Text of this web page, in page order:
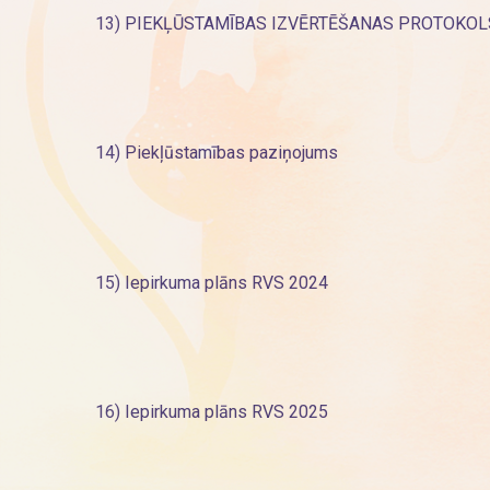
13) PIEKĻŪSTAMĪBAS IZVĒRTĒŠANAS
14) Piekļūstamības paziņojums
15) Iepirkuma plāns RVS 2024
16) Iepirkuma plāns RVS 2025